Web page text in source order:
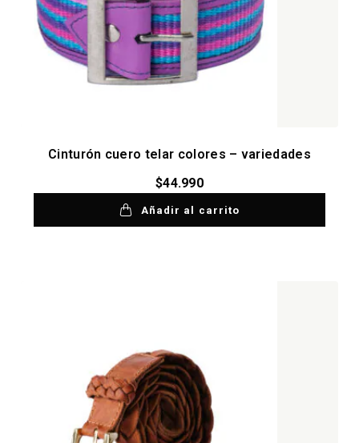
Cinturón cuero telar colores – variedades
$44.990
Añadir al carrito